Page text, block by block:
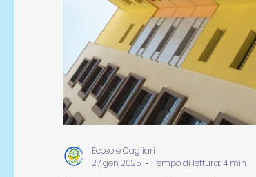
Ecosole Cagliari
27 gen 2025
Tempo di lettura: 4 min